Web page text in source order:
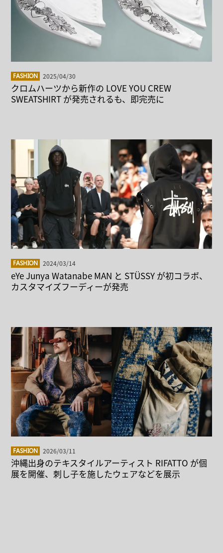
FASHION 2025/04/30
クロムハーツから新作の LOVE YOU CREW
SWEATSHIRT が発売されるも、即完売に
FASHION 2024/03/14
eYe Junya Watanabe MAN と STÜSSY が初コラボ、
カスタマイズフーディーが発売
FASHION 2026/03/11
沖縄出身のテキスタイルアーティスト RIFATTO が個
展を開催、刺し子を施したウェアなどを展示